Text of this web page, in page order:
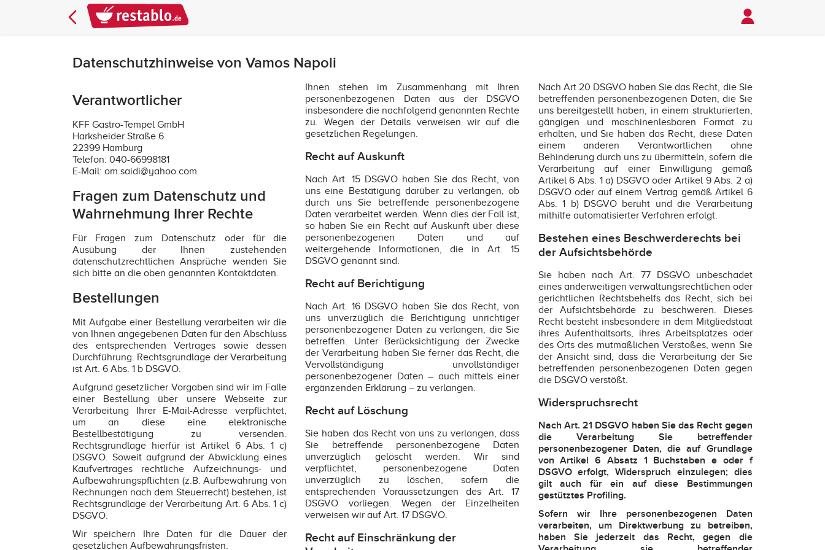
Datenschutzhinweise von Vamos Napoli
Verantwortlicher
KFF Gastro-Tempel GmbH
Harksheider Straße 6
22399 Hamburg
Telefon: 040-66998181
E-Mail: om.saidi@yahoo.com
Fragen zum Datenschutz und
Wahrnehmung Ihrer Rechte
Für Fragen zum Datenschutz oder für die
Ausübung der Ihnen zustehenden
datenschutzrechtlichen Ansprüche wenden Sie
sich bitte an die oben genannten Kontaktdaten.
Bestellungen
Mit Aufgabe einer Bestellung verarbeiten wir die
von Ihnen angegebenen Daten für den Abschluss
des entsprechenden Vertrages sowie dessen
Durchführung. Rechtsgrundlage der Verarbeitung
ist Art. 6 Abs. 1 b DSGVO.
Aufgrund gesetzlicher Vorgaben sind wir im Falle
einer Bestellung über unsere Webseite zur
Verarbeitung Ihrer E-Mail-Adresse verpflichtet,
um an diese eine elektronische
Bestellbestätigung zu versenden.
Rechtsgrundlage hierfür ist Artikel 6 Abs. 1 c)
DSGVO. Soweit aufgrund der Abwicklung eines
Kaufvertrages rechtliche Aufzeichnungs- und
Aufbewahrungspflichten (z.B. Aufbewahrung von
Rechnungen nach dem Steuerrecht) bestehen, ist
Rechtsgrundlage der Verarbeitung Art. 6 Abs. 1 c)
DSGVO.
Wir speichern Ihre Daten für die Dauer der
gesetzlichen Aufbewahrungsfristen.
Ihnen stehen im Zusammenhang mit Ihren
personenbezogenen Daten aus der DSGVO
insbesondere die nachfolgend genannten Rechte
zu. Wegen der Details verweisen wir auf die
gesetzlichen Regelungen.
Recht auf Auskunft
Nach Art. 15 DSGVO haben Sie das Recht, von
uns eine Bestätigung darüber zu verlangen, ob
durch uns Sie betreffende personenbezogene
Daten verarbeitet werden. Wenn dies der Fall ist,
so haben Sie ein Recht auf Auskunft über diese
personenbezogenen Daten und auf
weitergehende Informationen, die in Art. 15
DSGVO genannt sind.
Recht auf Berichtigung
Nach Art. 16 DSGVO haben Sie das Recht, von
uns unverzüglich die Berichtigung unrichtiger
personenbezogener Daten zu verlangen, die Sie
betreffen. Unter Berücksichtigung der Zwecke
der Verarbeitung haben Sie ferner das Recht, die
Vervollständigung unvollständiger
personenbezogener Daten – auch mittels einer
ergänzenden Erklärung – zu verlangen.
Recht auf Löschung
Sie haben das Recht von uns zu verlangen, dass
Sie betreffende personenbezogene Daten
unverzüglich gelöscht werden. Wir sind
verpflichtet, personenbezogene Daten
unverzüglich zu löschen, sofern die
entsprechenden Voraussetzungen des Art. 17
DSGVO vorliegen. Wegen der Einzelheiten
verweisen wir auf Art. 17 DSGVO.
Recht auf Einschränkung der
Nach Art 20 DSGVO haben Sie das Recht, die Sie
betreffenden personenbezogenen Daten, die Sie
uns bereitgestellt haben, in einem strukturierten,
gängigen und maschinenlesbaren Format zu
erhalten, und Sie haben das Recht, diese Daten
einem anderen Verantwortlichen ohne
Behinderung durch uns zu übermitteln, sofern die
Verarbeitung auf einer Einwilligung gemäß
Artikel 6 Abs. 1 a) DSGVO oder Artikel 9 Abs. 2 a)
DSGVO oder auf einem Vertrag gemäß Artikel 6
Abs. 1 b) DSGVO beruht und die Verarbeitung
mithilfe automatisierter Verfahren erfolgt.
Bestehen eines Beschwerderechts bei
der Aufsichtsbehörde
Sie haben nach Art. 77 DSGVO unbeschadet
eines anderweitigen verwaltungsrechtlichen oder
gerichtlichen Rechtsbehelfs das Recht, sich bei
der Aufsichtsbehörde zu beschweren. Dieses
Recht besteht insbesondere in dem Mitgliedstaat
ihres Aufenthaltsorts, ihres Arbeitsplatzes oder
des Orts des mutmaßlichen Verstoßes, wenn Sie
der Ansicht sind, dass die Verarbeitung der Sie
betreffenden personenbezogenen Daten gegen
die DSGVO verstößt.
Widerspruchsrecht
Nach Art. 21 DSGVO haben Sie das Recht gegen
die Verarbeitung Sie betreffender
personenbezogener Daten, die auf Grundlage
von Artikel 6 Absatz 1 Buchstaben e oder f
DSGVO erfolgt, Widerspruch einzulegen; dies
gilt auch für ein auf diese Bestimmungen
gestütztes Profiling.
Sofern wir Ihre personenbezogenen Daten
verarbeiten, um Direktwerbung zu betreiben,
haben Sie jederzeit das Recht, gegen die